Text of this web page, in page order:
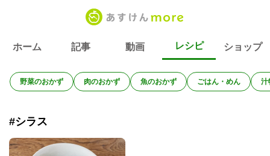
ホーム 記事 動画 レシピ ショップ
野菜のおかず 肉のおかず 魚のおかず ごはん・めん 汁
#シラス